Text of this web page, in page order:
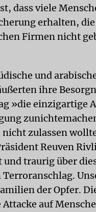
dass viele
erhalten,
Firmen nicht
und
ihre
»die einzigartige
nicht zulassen
Reuven
und traurig über
der Opfer.
auf